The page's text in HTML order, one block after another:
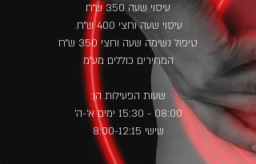
עיסוי שעה 350 ש״ח
עיסוי שעה וחצי 400 ש״ח.
טיפול נשימה שעה וחצי 350 ש״ח
המחירים כוללים מע״מ
שעות הפעילות הן:
08:00 - 15:30 ימים א'-ה'
שישי 8:00-12:15